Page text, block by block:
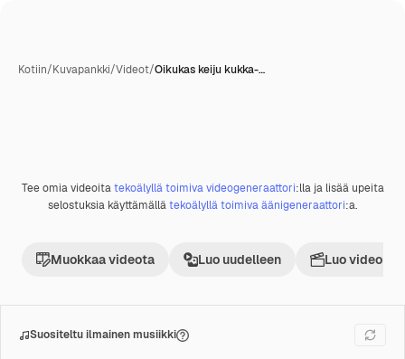
Kotiin/Kuvapankki/Videot/Oikukas keiju kukka-…
PremiumTekoälyn luoma
Tee omia videoitatekoälyllä toimiva videogeneraattori:lla ja lisää upeita
selostuksia käyttämällätekoälyllä toimiva äänigeneraattori:a.
Muokkaa videota Luo uudelleen Luo
Suositeltu ilmainen musiikki